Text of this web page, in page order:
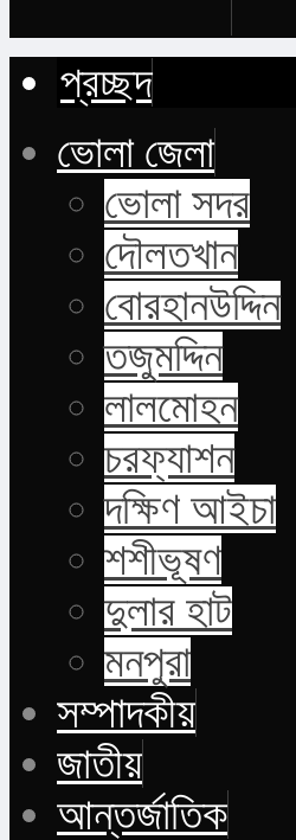
প্রচ্ছদ
ভোলা জেলা
ভোলা সদর
দৌলতখান
বোরহানউদ্দিন
তজুমদ্দিন
লালমোহন
চরফ্যাশন
দক্ষিণ আইচা
শশীভূষণ
দুলার হাট
মনপুরা
সম্পাদকীয়
জাতীয়
আন্তর্জাতিক